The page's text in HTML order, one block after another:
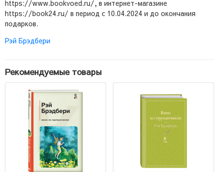
https://www.bookvoed.ru/, в интернет-магазине
https://book24.ru/ в период с 10.04.2024 и до окончания
подарков.
Рэй Брэдбери
Рекомендуемые товары